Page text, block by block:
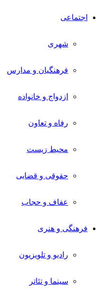
اجتماعی
شهری
فرهنگیان و مدارس
ازدواج و خانواده
رفاه و تعاون
محیط زیست
حقوقی و قضایی
عفاف و حجاب
فرهنگی و هنری
رادیو و تلویزیون
سینما و تئاتر